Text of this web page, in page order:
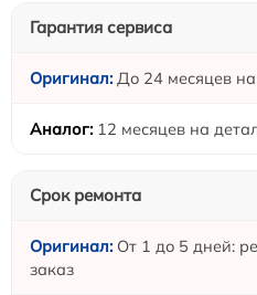
Гарантия сервиса
До 24 месяцев
12 месяцев на
Срок ремонта
От 1 до 5 дней:
заказ